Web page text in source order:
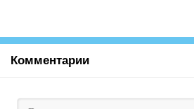
Комментарии